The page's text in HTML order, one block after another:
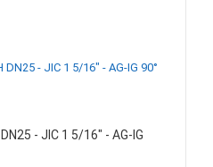
- JIC 1 5/16" - AG-IG